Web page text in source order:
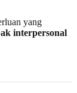
yang
interpersonal